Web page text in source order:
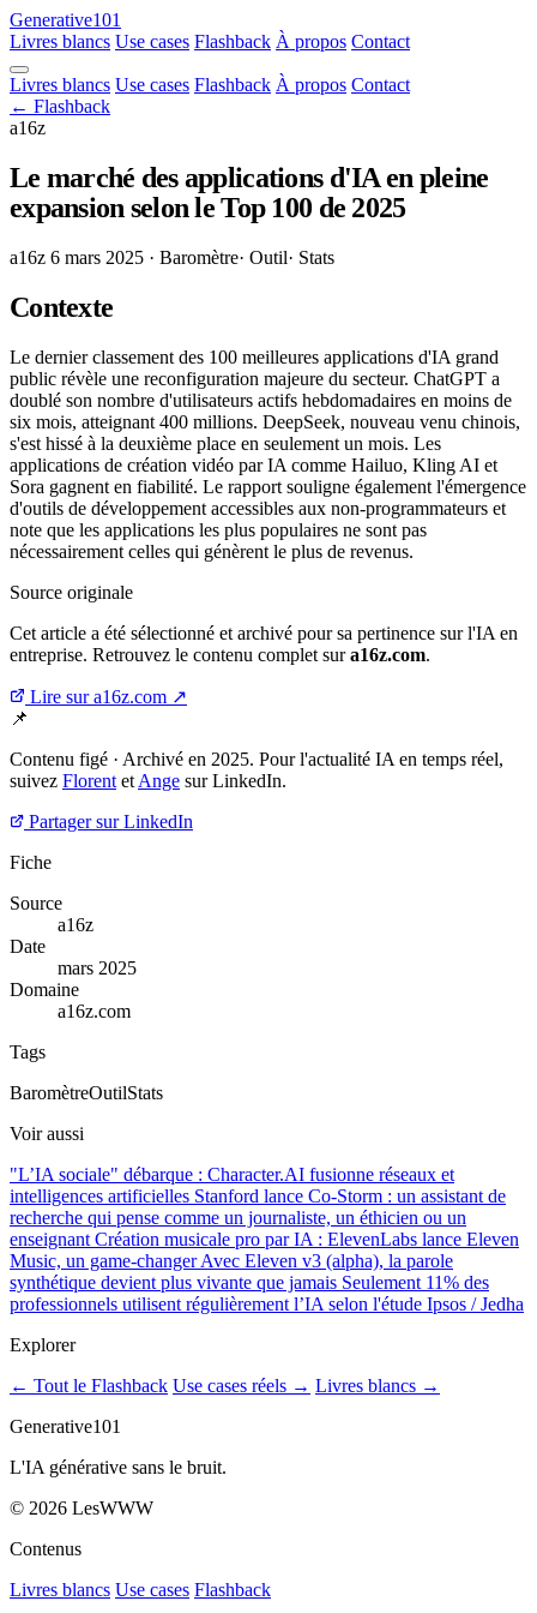
Generative101
Livres blancs Use cases Flashback À propos Contact
Livres blancs Use cases Flashback À propos Contact
← Flashback
a16z
Le marché des applications d'IA en pleine
expansion selon le Top 100 de 2025
a16z 6 mars 2025 · Baromètre· Outil· Stats
Contexte
Le dernier classement des 100 meilleures applications d'IA grand
public révèle une reconfiguration majeure du secteur. ChatGPT a
doublé son nombre d'utilisateurs actifs hebdomadaires en moins de
six mois, atteignant 400 millions. DeepSeek, nouveau venu chinois,
s'est hissé à la deuxième place en seulement un mois. Les
applications de création vidéo par IA comme Hailuo, Kling AI et
Sora gagnent en fiabilité. Le rapport souligne également l'émergence
d'outils de développement accessibles aux non-programmateurs et
note que les applications les plus populaires ne sont pas
nécessairement celles qui génèrent le plus de revenus.
Source originale
Cet article a été sélectionné et archivé pour sa pertinence sur l'IA en
entreprise. Retrouvez le contenu complet sura16z.com.
Lire sur a16z.com ↗
📌
Contenu figé · Archivé en 2025. Pour l'actualité IA en temps réel,
suivez Florent et Ange sur LinkedIn.
Partager sur LinkedIn
Fiche
Source
a16z
Date
mars 2025
Domaine
a16z.com
Tags
BaromètreOutilStats
Voir aussi
"L’IA sociale" débarque : Character.AI fusionne réseaux et
intelligences artificielles Stanford lance Co-Storm : un assistant de
recherche qui pense comme un journaliste, un éthicien ou un
enseignant Création musicale pro par IA : ElevenLabs lance Eleven
Music, un game-changer Avec Eleven v3 (alpha), la parole
synthétique devient plus vivante que jamais Seulement 11% des
professionnels utilisent régulièrement l’IA selon l'étude Ipsos / Jedha
Explorer
← Tout le Flashback Use cases réels → Livres blancs →
Generative101
L'IA générative sans le bruit.
© 2026 LesWWW
Contenus
Livres blancs Use cases Flashback